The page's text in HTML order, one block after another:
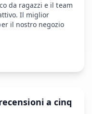
da ragazzi e il team
Il miglior
il nostro negozio
a cinq